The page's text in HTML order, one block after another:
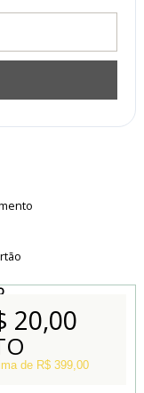
20,00
de R$ 399,00